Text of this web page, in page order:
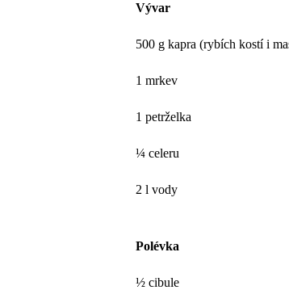
Vývar
500 g kapra (rybích kostí i
1 mrkev
1 petrželka
¼ celeru
2 l vody
Polévka
½ cibule